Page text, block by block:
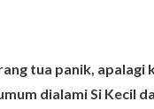
tua panik, apalagi
dialami Si Kecil